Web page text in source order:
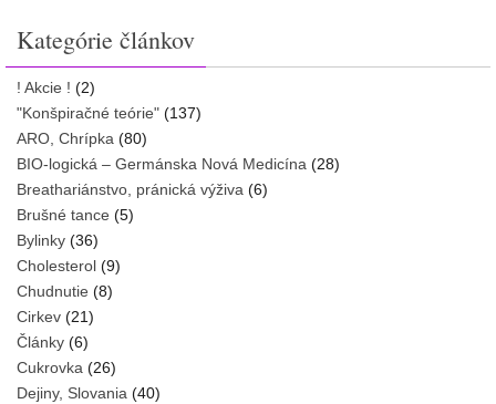
Kategórie článkov
! Akcie ! (2)
"Konšpiračné teórie" (137)
ARO, Chrípka (80)
BIO-logická – Germánska Nová Medicína (28)
Breathariánstvo, pránická výživa (6)
Brušné tance (5)
Bylinky (36)
Cholesterol (9)
Chudnutie (8)
Cirkev (21)
Články (6)
Cukrovka (26)
Dejiny, Slovania (40)